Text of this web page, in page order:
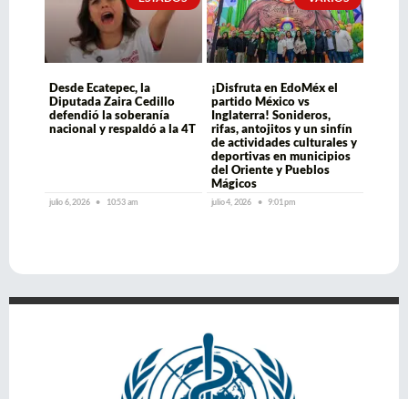
Desde Ecatepec, la
Diputada Zaira Cedillo
defendió la soberanía
nacional y respaldó a la 4T
julio 6, 2026 10:53 am
¡Disfruta en EdoMéx el
partido México vs
Inglaterra! Sonideros,
rifas, antojitos y un sinfín
de actividades culturales y
deportivas en municipios
del Oriente y Pueblos
Mágicos
julio 4, 2026 9:01 pm